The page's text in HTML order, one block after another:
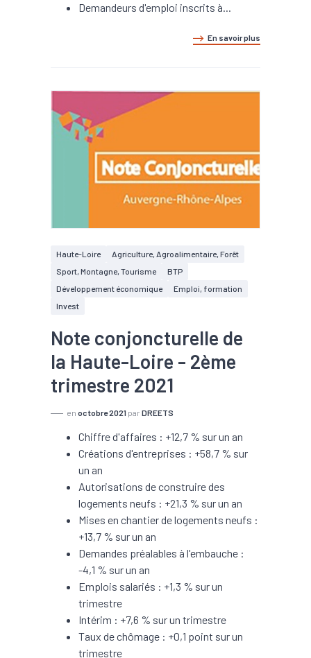
Demandeurs d'emploi inscrits à...
En savoir plus
Haute-Loire
Agriculture, Agroalimentaire, Forêt
Sport, Montagne, Tourisme
BTP
Développement économique
Emploi, formation
Invest
Note conjoncturelle de
la Haute-Loire - 2ème
trimestre 2021
en octobre 2021 par DREETS
Chiffre d'affaires : +12,7 % sur un an
Créations d'entreprises : +58,7 % sur
un an
Autorisations de construire des
logements neufs : +21,3 % sur un an
Mises en chantier de logements neufs :
+13,7 % sur un an
Demandes préalables à l'embauche :
-4,1 % sur un an
Emplois salariés : +1,3 % sur un
trimestre
Intérim : +7,6 % sur un trimestre
Taux de chômage : +0,1 point sur un
trimestre